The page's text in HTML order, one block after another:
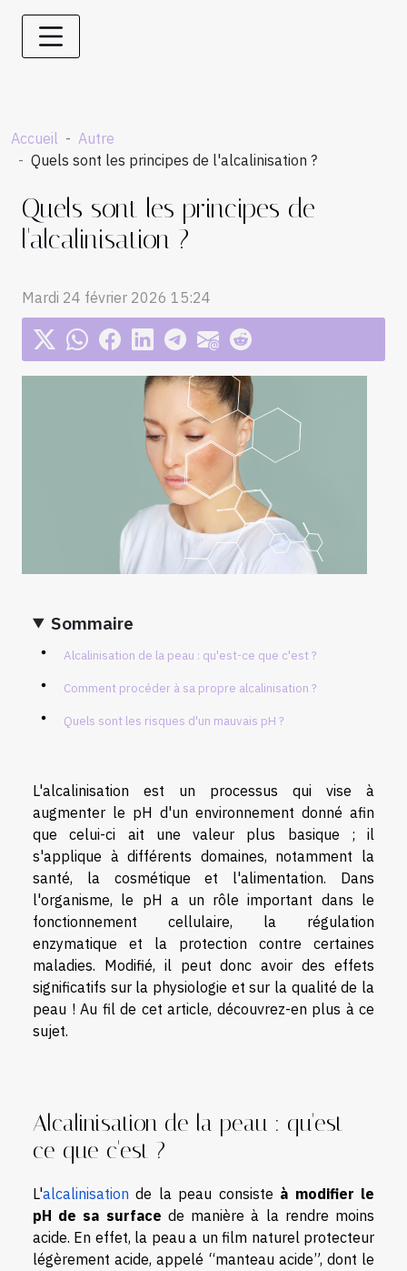
Accueil
Autre
Quels sont les principes de l'alcalinisation ?
Quels sont les principes de
l'alcalinisation ?
Mardi 24 février 2026 15:24
Sommaire
Alcalinisation de la peau : qu'est-ce que c'est ?
Comment procéder à sa propre alcalinisation ?
Quels sont les risques d'un mauvais pH ?
L'alcalinisation est un processus qui vise à
augmenter le pH d'un environnement donné afin
que celui-ci ait une valeur plus basique ; il
s'applique à différents domaines, notamment la
santé, la cosmétique et l'alimentation. Dans
l'organisme, le pH a un rôle important dans le
fonctionnement cellulaire, la régulation
enzymatique et la protection contre certaines
maladies. Modifié, il peut donc avoir des effets
significatifs sur la physiologie et sur la qualité de la
peau ! Au fil de cet article, découvrez-en plus à ce
sujet.
Alcalinisation de la peau : qu'est-
ce que c'est ?
L'alcalinisation de la peau consiste à modifier le
pH de sa surface de manière à la rendre moins
acide. En effet, la peau a un film naturel protecteur
légèrement acide, appelé “manteau acide”, dont le